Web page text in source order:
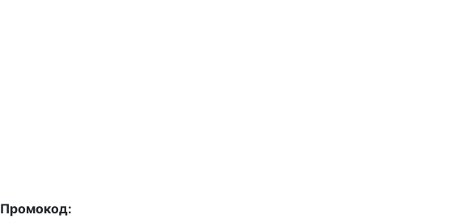
Промокод: